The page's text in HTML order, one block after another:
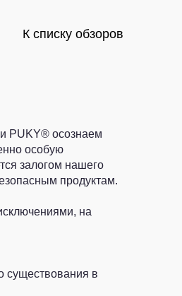
К списку обзоров
PUKY® осознаем
особую
залогом нашего
продуктам.
на
существования в